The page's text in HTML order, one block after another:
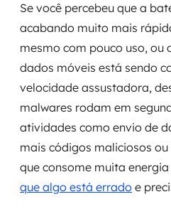
Se você percebeu que a
acabando muito mais
mesmo com pouco uso, ou
dados móveis está sendo
velocidade assustadora,
malwares rodam em
atividades como envio de
mais códigos maliciosos
que consome muita energia
que algo está errado e